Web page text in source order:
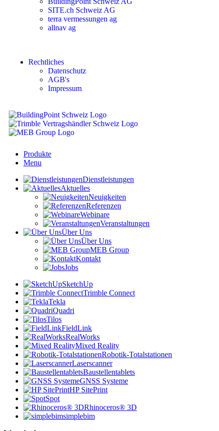
SITE.ch Schweiz AG
terra vermessungen ag
allnav ag
Rechtliches
Datenschutz
AGB's
Impressum
Produkte
Menu
Dienstleistungen
Aktuelles
Neuigkeiten
Referenzen
Webinare
Veranstaltungen
Über Uns
Über Uns
MEB Group
Kontakt
Jobs
SketchUp
Trimble Connect
Tekla
Quadri
Tilos
FieldLink
RealWorks
Mixed Reality
Robotik-Totalstationen
Laserscanner
Baustellentablets
GNSS Systeme
HP SitePrint
Spot
Rhinoceros® 3D
simplebim